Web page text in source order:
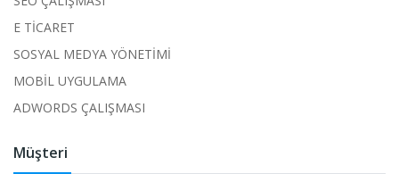
E TİCARET
SOSYAL MEDYA YÖNETİMİ
MOBİL UYGULAMA
ADWORDS ÇALIŞMASI
Müşteri